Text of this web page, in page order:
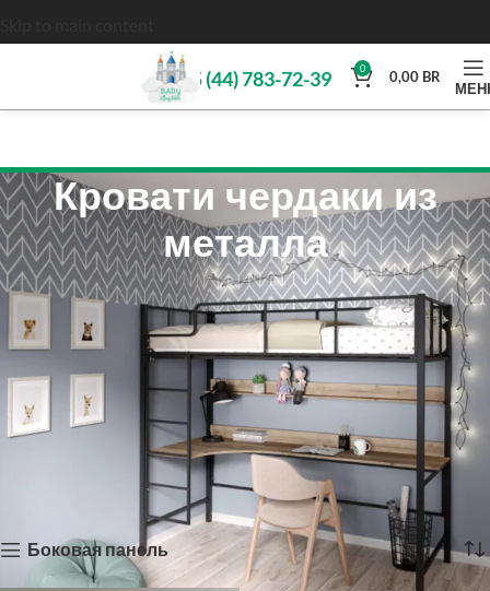
+375 (44) 783-72-39 0 0,00 BR
Кровати чердаки из
металла
Babykingdom.by»Детские и подростковые металлические
кровати
Кровати чердаки из металла
Отображение единственного товара
Боковая панель